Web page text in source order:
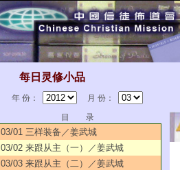
每日灵修小品
年 份：
月 份：
目 录
03/01 三样装备／姜武城
03/02 来跟从主（一）／姜武城
03/03 来跟从主（二）／姜武城